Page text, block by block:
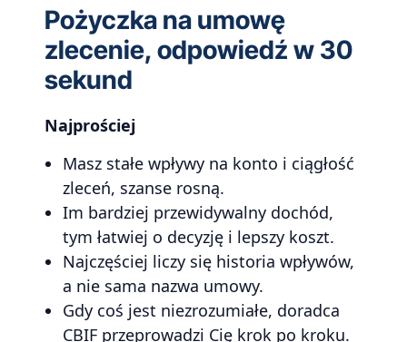
Pożyczka na umowę
zlecenie, odpowiedź w 30
sekund
Najprościej
Masz stałe wpływy na konto i ciągłość
zleceń, szanse rosną.
Im bardziej przewidywalny dochód,
tym łatwiej o decyzję i lepszy koszt.
Najczęściej liczy się historia wpływów,
a nie sama nazwa umowy.
Gdy coś jest niezrozumiałe, doradca
CBIF przeprowadzi Cię krok po kroku.